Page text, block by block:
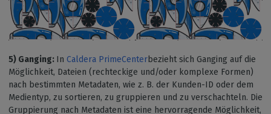
5) Ganging: In Caldera PrimeCenterbezieht sich Ganging auf die
Möglichkeit, Dateien (rechteckige und/oder komplexe Formen)
nach bestimmten Metadaten, wie z. B. der Kunden-ID oder dem
Medientyp, zu sortieren, zu gruppieren und zu verschachteln. Die
Gruppierung nach Metadaten ist eine hervorragende Möglichkeit,